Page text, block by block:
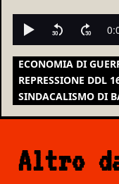
ECONOMIA DI
REPRESSIONE DDL
SINDACALISMO DI
Altro